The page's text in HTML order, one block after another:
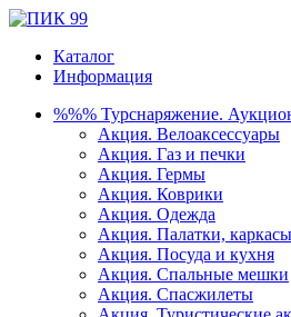
Каталог
Информация
%%% Турснаряжение.
Акция. Велоаксессуары
Акция. Газ и печки
Акция. Гермы
Акция. Коврики
Акция. Одежда
Акция. Палатки,
Акция. Посуда и кухня
Акция. Спальные мешки
Акция. Спасжилеты